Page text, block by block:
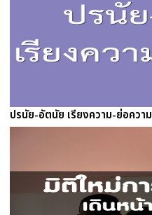
ปรนัย-อัตนัย เรียงความ-ย่อความ